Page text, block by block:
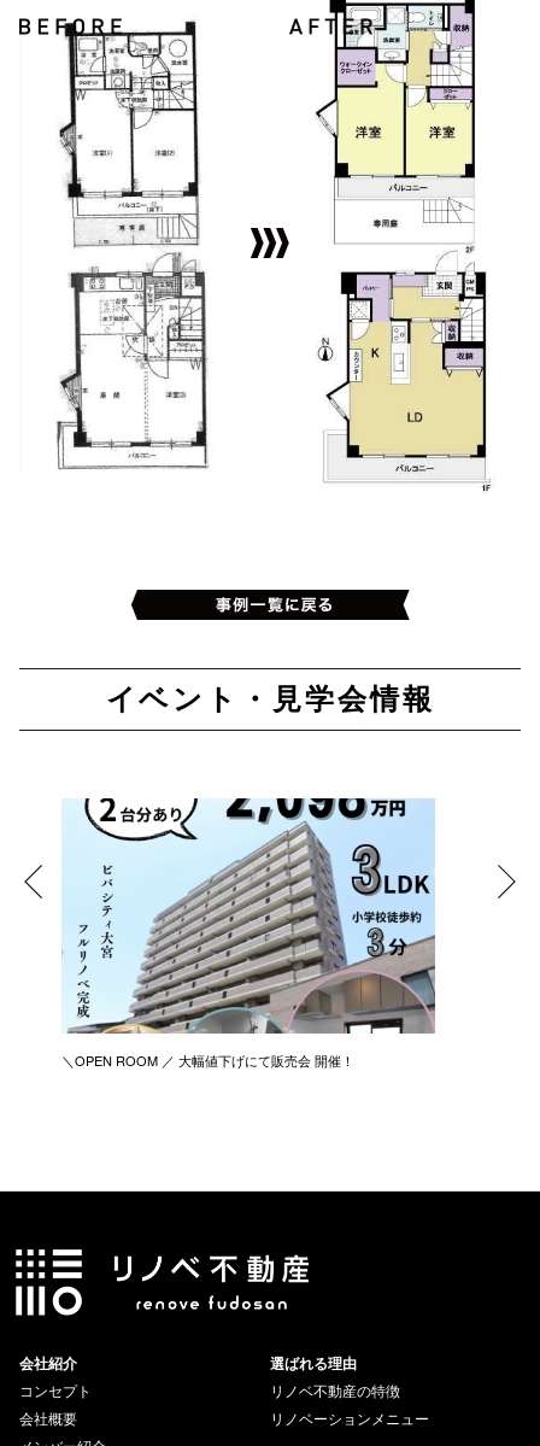
イベント・見学会情報
＼OPEN ROOM ／ 大幅値下げにて販売会 開催！
会社紹介
コンセプト
会社概要
選ばれる理由
リノベ不動産の特徴
リノベーションメニュー